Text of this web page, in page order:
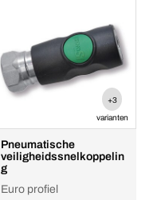
+3
varianten
Pneumatische
veiligheidssnelkoppelin
g
Euro profiel